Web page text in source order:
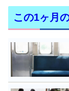
この1ヶ月